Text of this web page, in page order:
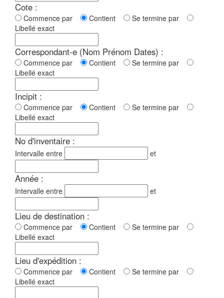
Cote :
Commence par Contient
Se termine par
Libellé exact
Correspondant-e (Nom Prénom Dates) :
Commence par Contient
Se termine par
Libellé exact
Incipit :
Commence par Contient
Se termine par
Libellé exact
No d'inventaire :
Intervalle entre et
Année :
Intervalle entre et
Lieu de destination :
Commence par Contient
Se termine par
Libellé exact
Lieu d'expédition :
Commence par Contient
Se termine par
Libellé exact